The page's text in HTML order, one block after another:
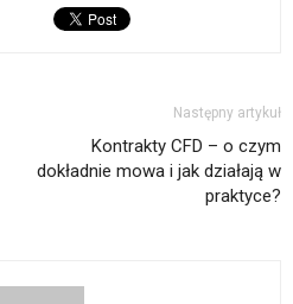
Następny artykuł
Kontrakty CFD – o czym
dokładnie mowa i jak działają w
praktyce?